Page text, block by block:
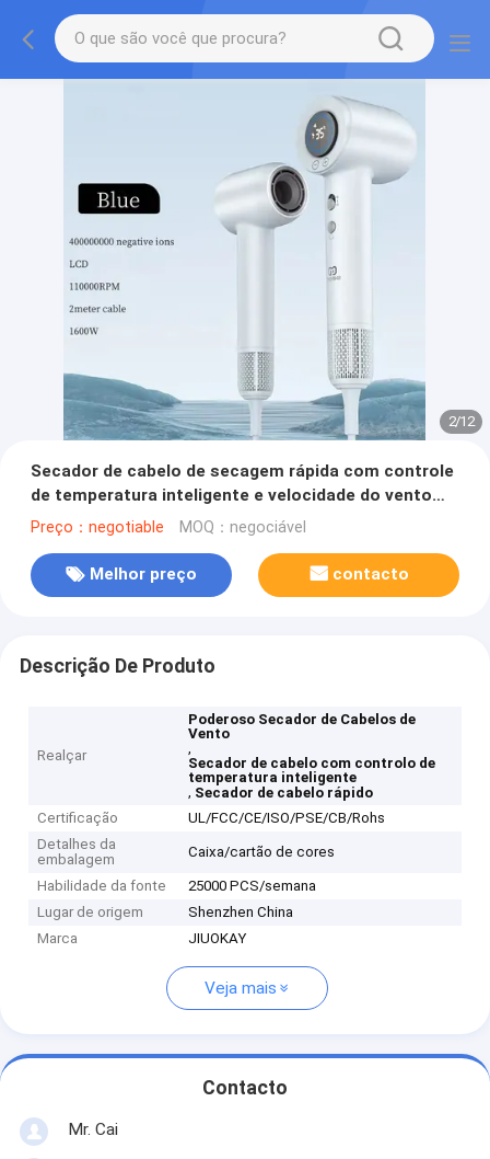
2/12
Secador de cabelo de secagem rápida com controle
de temperatura inteligente e velocidade do vento
potente
Preço：negotiable MOQ：negociável
Melhor preço contacto
Descrição De Produto
Realçar
Poderoso Secador de Cabelos de
Vento
,
Secador de cabelo com controlo de
temperatura inteligente
, Secador de cabelo rápido
Certificação
UL/FCC/CE/ISO/PSE/CB/Rohs
Detalhes da
embalagem
Caixa/cartão de cores
Habilidade da fonte
25000 PCS/semana
Lugar de origem
Shenzhen China
Marca
JIUOKAY
Veja mais
Contacto
Mr. Cai